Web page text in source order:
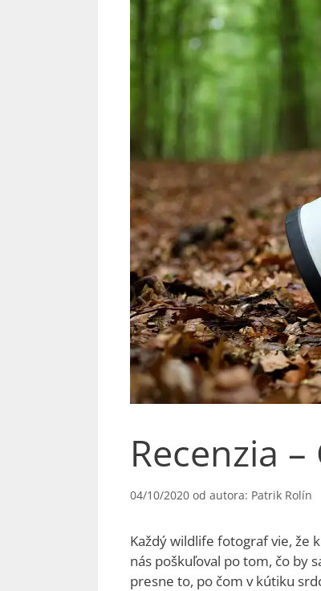
Recenzia
04/10/2020 od autora: Patrik Rolín
Každý wildlife fotograf vie, že
nás poškuľoval po tom, čo by
presne to, po čom v kútiku